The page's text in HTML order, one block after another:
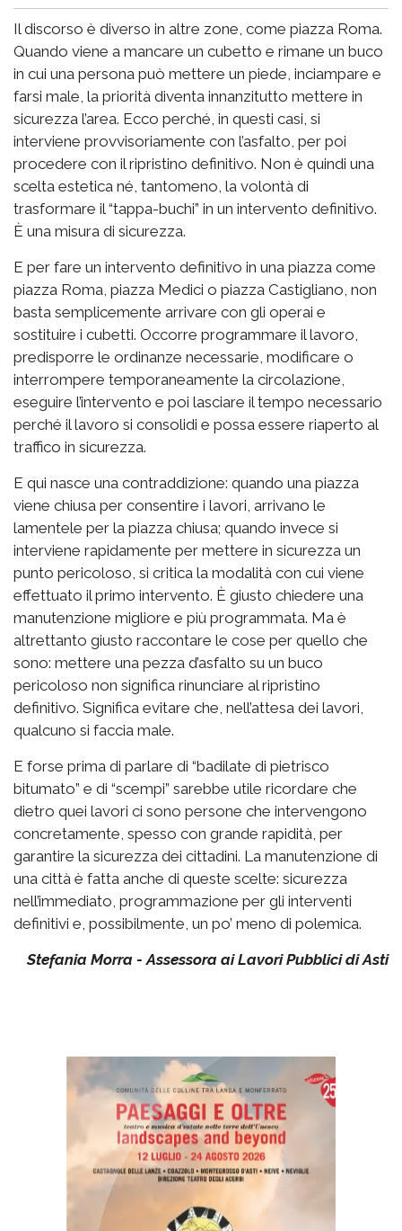
Il discorso è diverso in altre zone, come piazza Roma.
Quando viene a mancare un cubetto e rimane un buco
in cui una persona può mettere un piede, inciampare e
farsi male, la priorità diventa innanzitutto mettere in
sicurezza l’area. Ecco perché, in questi casi, si
interviene provvisoriamente con l’asfalto, per poi
procedere con il ripristino definitivo. Non è quindi una
scelta estetica né, tantomeno, la volontà di
trasformare il “tappa-buchi” in un intervento definitivo.
È una misura di sicurezza.
E per fare un intervento definitivo in una piazza come
piazza Roma, piazza Medici o piazza Castigliano, non
basta semplicemente arrivare con gli operai e
sostituire i cubetti. Occorre programmare il lavoro,
predisporre le ordinanze necessarie, modificare o
interrompere temporaneamente la circolazione,
eseguire l’intervento e poi lasciare il tempo necessario
perché il lavoro si consolidi e possa essere riaperto al
traffico in sicurezza.
E qui nasce una contraddizione: quando una piazza
viene chiusa per consentire i lavori, arrivano le
lamentele per la piazza chiusa; quando invece si
interviene rapidamente per mettere in sicurezza un
punto pericoloso, si critica la modalità con cui viene
effettuato il primo intervento. È giusto chiedere una
manutenzione migliore e più programmata. Ma è
altrettanto giusto raccontare le cose per quello che
sono: mettere una pezza d’asfalto su un buco
pericoloso non significa rinunciare al ripristino
definitivo. Significa evitare che, nell’attesa dei lavori,
qualcuno si faccia male.
E forse prima di parlare di “badilate di pietrisco
bitumato” e di “scempi” sarebbe utile ricordare che
dietro quei lavori ci sono persone che intervengono
concretamente, spesso con grande rapidità, per
garantire la sicurezza dei cittadini. La manutenzione di
una città è fatta anche di queste scelte: sicurezza
nell’immediato, programmazione per gli interventi
definitivi e, possibilmente, un po’ meno di polemica.
Stefania Morra - Assessora ai Lavori Pubblici di Asti